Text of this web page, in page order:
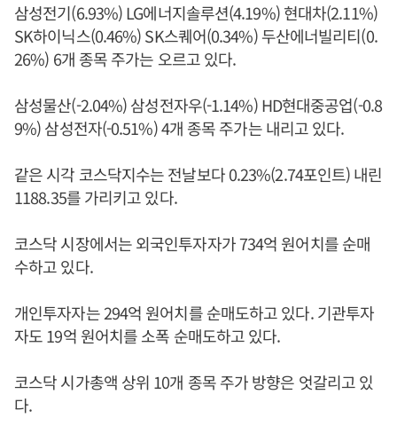
삼성전기(6.93%) LG에너지솔루션(4.19%) 현대차(2.11%)
SK하이닉스(0.46%) SK스퀘어(0.34%) 두산에너빌리티(0.
26%) 6개 종목 주가는 오르고 있다.
삼성물산(-2.04%) 삼성전자우(-1.14%) HD현대중공업(-0.8
9%) 삼성전자(-0.51%) 4개 종목 주가는 내리고 있다.
같은 시각 코스닥지수는 전날보다 0.23%(2.74포인트) 내린
1188.35를 가리키고 있다.
코스닥 시장에서는 외국인투자자가 734억 원어치를 순매
수하고 있다.
개인투자자는 294억 원어치를 순매도하고 있다. 기관투자
자도 19억 원어치를 소폭 순매도하고 있다.
코스닥 시가총액 상위 10개 종목 주가 방향은 엇갈리고 있
다.